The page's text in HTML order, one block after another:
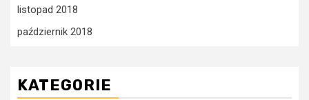
listopad 2018
październik 2018
KATEGORIE